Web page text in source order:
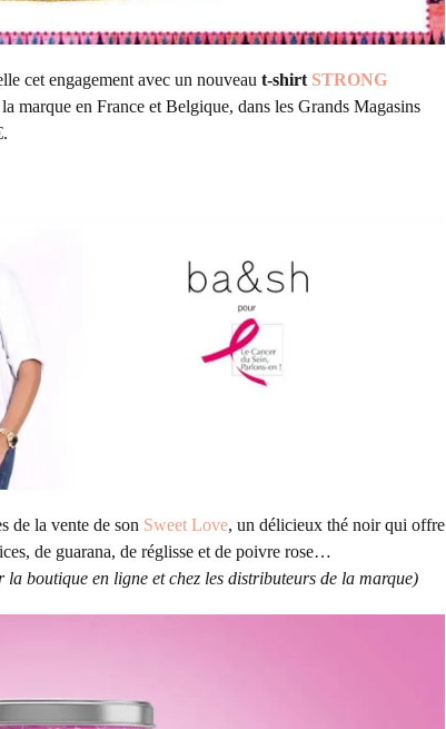
cet engagement avec un nouveau t-shirt STRONG
marque en France et Belgique, dans les Grands Magasins
de la vente de son Sweet Love, un délicieux thé noir qui offre
de guarana, de réglisse et de poivre rose…
boutique en ligne et chez les distributeurs de la marque)